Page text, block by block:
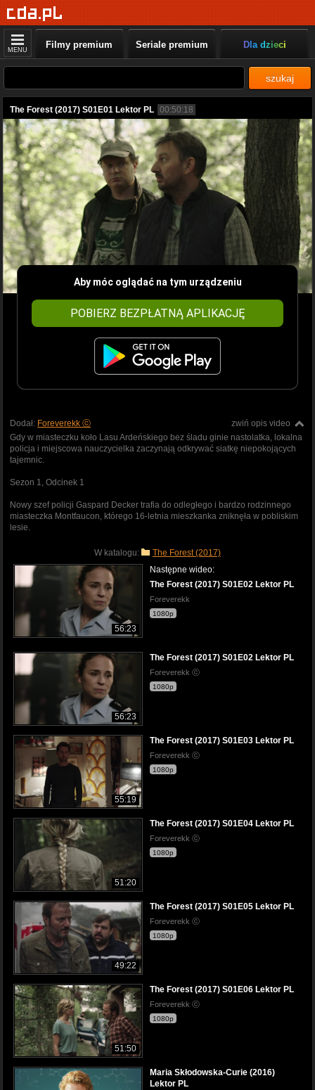
MENU Filmy premium Seriale premium Dla dzieci
szukaj
The Forest (2017) S01E01 Lektor PL 00:50:18
Aby móc oglądać na tym urządzeniu
POBIERZ BEZPŁATNĄ APLIKACJĘ
zwiń opis video
Dodał: Foreverekk ⓒ
Gdy w miasteczku koło Lasu Ardeńskiego bez śladu ginie nastolatka, lokalna
policja i miejscowa nauczycielka zaczynają odkrywać siatkę niepokojących
tajemnic.
Sezon 1, Odcinek 1
Nowy szef policji Gaspard Decker trafia do odległego i bardzo rodzinnego
miasteczka Montfaucon, którego 16-letnia mieszkanka zniknęła w pobliskim
lesie.
W katalogu: The Forest (2017)
56:23
Następne wideo:
The Forest (2017) S01E02 Lektor PL
Foreverekk
1080p
56:23
The Forest (2017) S01E02 Lektor PL
Foreverekk ⓒ
1080p
55:19
The Forest (2017) S01E03 Lektor PL
Foreverekk ⓒ
1080p
51:20
The Forest (2017) S01E04 Lektor PL
Foreverekk ⓒ
1080p
49:22
The Forest (2017) S01E05 Lektor PL
Foreverekk ⓒ
1080p
51:50
The Forest (2017) S01E06 Lektor PL
Foreverekk ⓒ
1080p
Maria Skłodowska-Curie (2016)
Lektor PL